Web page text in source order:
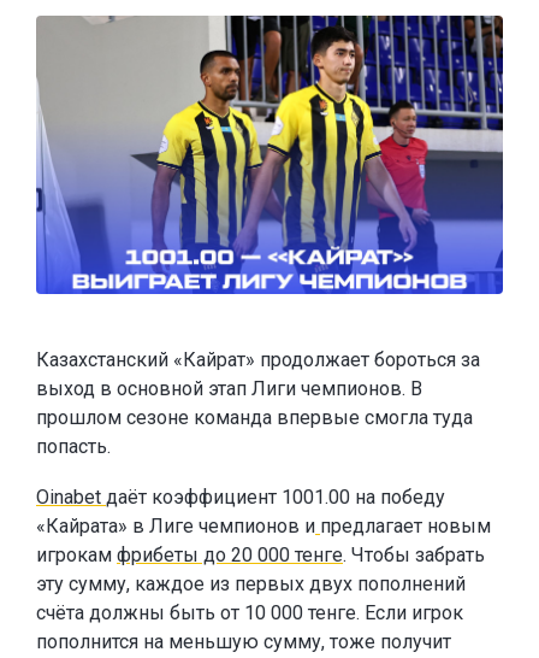
Казахстанский «Кайрат» продолжает бороться за
выход в основной этап Лиги чемпионов. В
прошлом сезоне команда впервые смогла туда
попасть.
Oinabet даёт коэффициент 1001.00 на победу
«Кайрата» в Лиге чемпионов и предлагает новым
игрокам фрибеты до 20 000 тенге. Чтобы забрать
эту сумму, каждое из первых двух пополнений
счёта должны быть от 10 000 тенге. Если игрок
пополнится на меньшую сумму, тоже получит